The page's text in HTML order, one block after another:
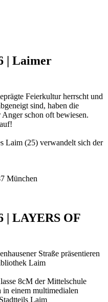
| Laimer
Feierkultur herrscht und
sind, haben die
Anger schon oft bewiesen.
Laim (25) verwandelt sich der
München
| LAYERS OF
Straße präsentieren
Laim
8cM der Mittelschule
in einem multimedialen
Laim